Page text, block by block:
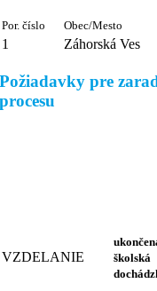
Por. číslo Obec/Mesto
1 Záhorská Ves
Požiadavky pre
procesu
VZDELANIE
školská